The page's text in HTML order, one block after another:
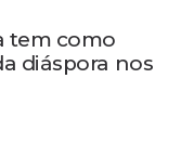
tem como
diáspora nos